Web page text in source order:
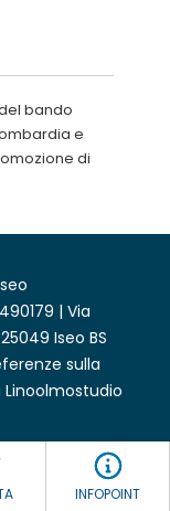
INFOPOINT
bando
e
di
| Via
Iseo BS
sulla
Linoolmostudio